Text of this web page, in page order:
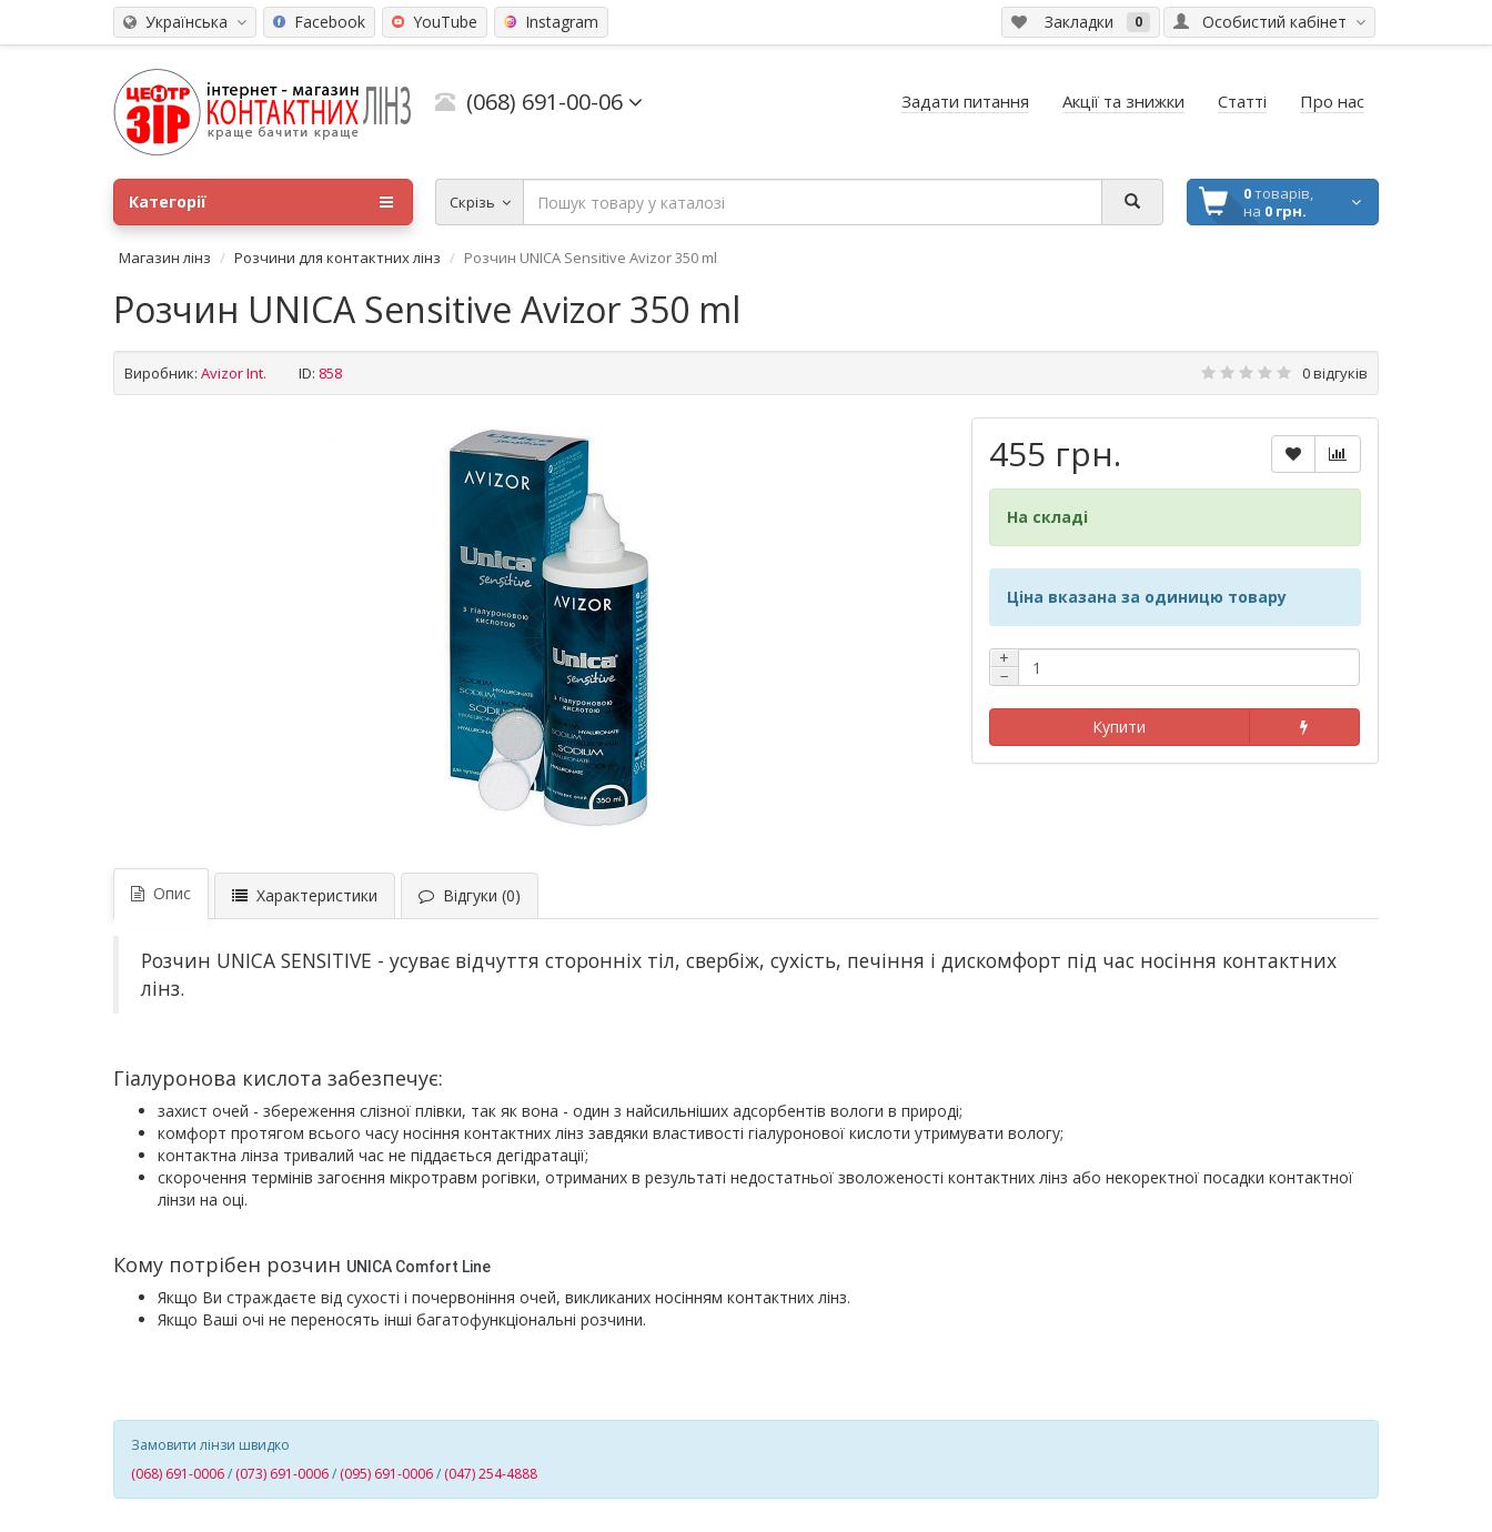
Українська Особистий кабінет
Закладки 0
Facebook YouTube Instagram
(068) 691-00-06 Задати питання Акції та знижки Статті Про нас
Скрізь 0товарів,
на 0 грн.
Категорії
Магазин лінз Розчини для контактних лінз Розчин UNICA Sensitive Avizor 350 ml
Розчин UNICA Sensitive Avizor 350 ml
Виробник: Avizor Int. ID: 858 0 відгуків
455 грн.
На складі
Ціна вказана за одиницю товару
+
−
Купити
Опис Характеристики Відгуки (0)
Розчин UNICA SENSITIVE - усуває відчуття сторонніх тіл, свербіж, сухість, печіння і дискомфорт під час носіння контактних
лінз.
Гіалуронова кислота забезпечує:
захист очей - збереження слізної плівки, так як вона - один з найсильніших адсорбентів вологи в природі;
комфорт протягом всього часу носіння контактних лінз завдяки властивості гіалуронової кислоти утримувати вологу;
контактна лінза тривалий час не піддається дегідратації;
скорочення термінів загоєння мікротравм рогівки, отриманих в результаті недостатньої зволоженості контактних лінз або некоректної посадки контактної
лінзи на оці.
Кому потрібен розчин UNICA Comfort Line
Якщо Ви страждаєте від сухості і почервоніння очей, викликаних носінням контактних лінз.
Якщо Ваші очі не переносять інші багатофункціональні розчини.
Замовити лінзи швидко
(068) 691-0006/ (073) 691-0006/ (095) 691-0006/ (047) 254-4888